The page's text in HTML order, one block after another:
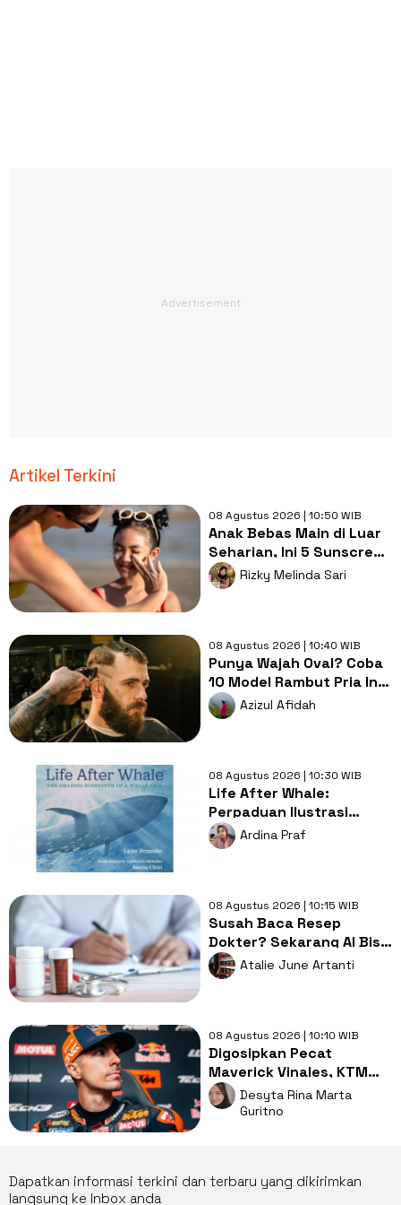
Artikel Terkini
08 Agustus 2026 | 10:50 WIB
Anak Bebas Main di Luar
Seharian, Ini 5 Sunscreen
yang Siap Melindungi!
Rizky Melinda Sari
08 Agustus 2026 | 10:40 WIB
Punya Wajah Oval? Coba
10 Model Rambut Pria Ini
Agar Penampilan Makin
Rapi dan Menarik
Azizul Afidah
08 Agustus 2026 | 10:30 WIB
Life After Whale:
Perpaduan Ilustrasi
Spektakuler dan Sains
yang Memikat
Ardina Praf
08 Agustus 2026 | 10:15 WIB
Susah Baca Resep
Dokter? Sekarang AI Bisa
Menerjemahkannya
dalam Hitungkan Detik!
Atalie June Artanti
08 Agustus 2026 | 10:10 WIB
Digosipkan Pecat
Maverick Vinales, KTM
Bakal Dibenci Pembalap
MotoGP?
Desyta Rina Marta
Guritno
Dapatkan informasi terkini dan terbaru yang dikirimkan
langsung ke Inbox anda